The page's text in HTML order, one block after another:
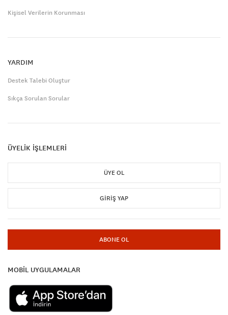
Kişisel Verilerin Korunması
YARDIM
Destek Talebi Oluştur
Sıkça Sorulan Sorular
ÜYELİK İŞLEMLERİ
ÜYE OL
GIRIŞ YAP
ABONE OL
MOBİL UYGULAMALAR